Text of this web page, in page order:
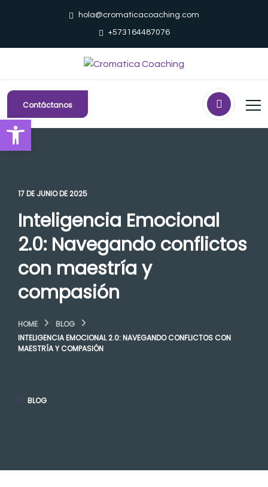
Abrir barra de herramientas
hola@cromaticacoaching.com
+573164487076
Contáctanos
17 DE JUNIO DE 2025
Inteligencia Emocional
2.0: Navegando conflictos
con maestría y
compasión
HOME
BLOG
INTELIGENCIA EMOCIONAL 2.0: NAVEGANDO CONFLICTOS CON
MAESTRÍA Y COMPASIÓN
BLOG